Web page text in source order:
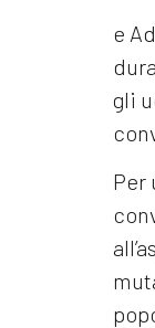
e
gli
Per